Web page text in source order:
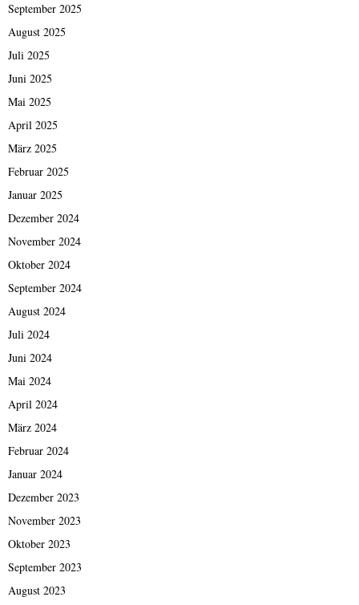
September 2025
August 2025
Juli 2025
Juni 2025
Mai 2025
April 2025
März 2025
Februar 2025
Januar 2025
Dezember 2024
November 2024
Oktober 2024
September 2024
August 2024
Juli 2024
Juni 2024
Mai 2024
April 2024
März 2024
Februar 2024
Januar 2024
Dezember 2023
November 2023
Oktober 2023
September 2023
August 2023